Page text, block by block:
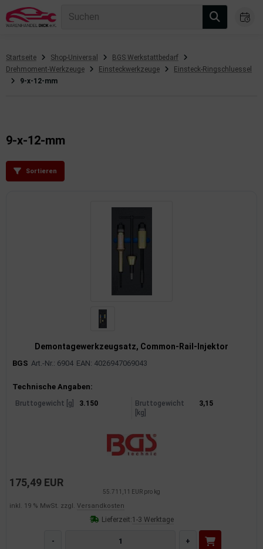
Suchen
Startseite Shop-Universal
BGS Werkstattbedarf
Drehmoment-Werkzeuge
Einsteckwerkzeuge
Einsteck-Ringschluessel
9-x-12-mm
9-x-12-mm
Sortieren
Demontagewerkzeugsatz, Common-Rail-Injektor
BGS Art.-Nr.: 6904 EAN: 4026947069043
Produktinformationen
Technische Angaben:
Bruttogewicht [g] 3.150
Bruttogewicht
[kg]
3,15
175,49 EUR
55.711,11 EUR pro kg
inkl. 19 % MwSt. zzgl. Versandkosten
Lieferzeit:1-3 Werktage
- +
Anbauteile
Dämpfung
Lüftung
Kommunikationssysteme